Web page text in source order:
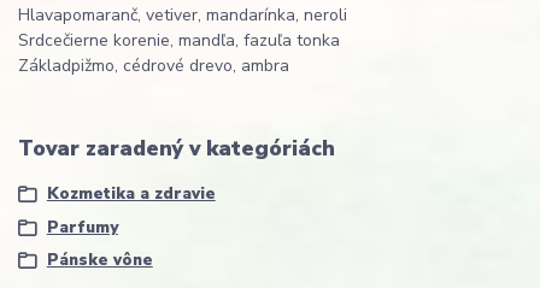
Hlavapomaranč, vetiver, mandarínka, neroli
Srdcečierne korenie, mandľa, fazuľa tonka
Základpižmo, cédrové drevo, ambra
Tovar zaradený v kategóriách
Kozmetika a zdravie
Parfumy
Pánske vône